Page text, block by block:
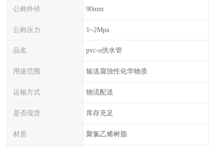
公称外径 90mm
公称压力 1~2Mpa
品名 pvc-u供水管
用途范围 输送腐蚀性化学物质
运输方式 物流配送
是否现货 库存充足
材质 聚氯乙烯树脂